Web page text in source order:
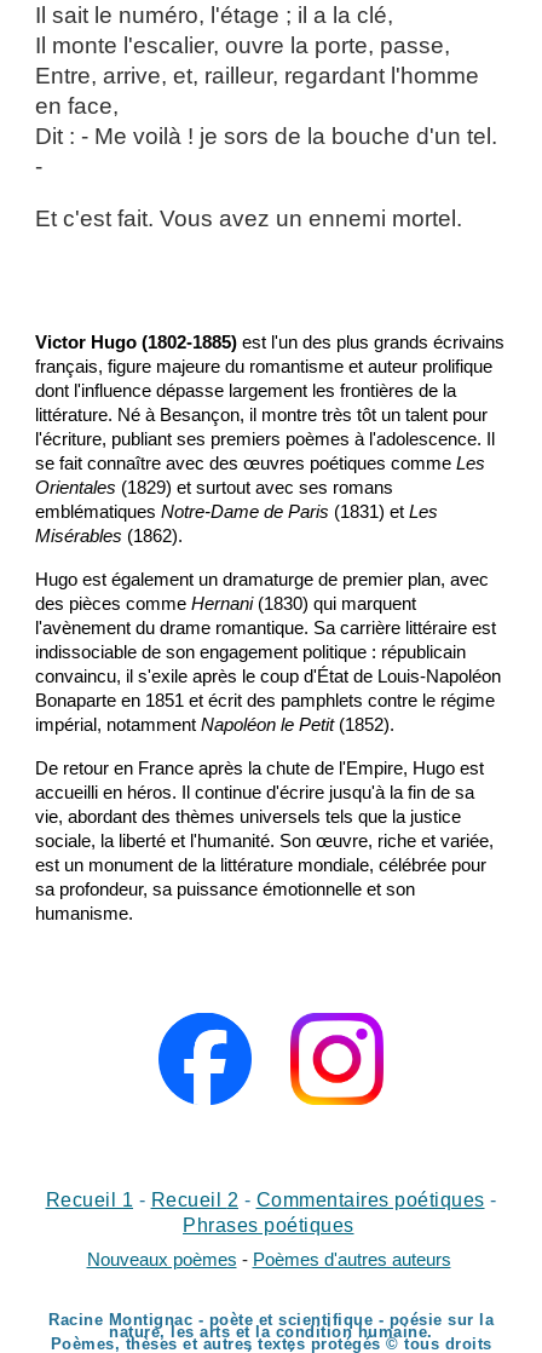
Il sait le numéro, l'étage ; il a la clé,
Il monte l'escalier, ouvre la porte, passe,
Entre, arrive, et, railleur, regardant l'homme
en face,
Dit : - Me voilà ! je sors de la bouche d'un tel.
-
Et c'est fait. Vous avez un ennemi mortel.
Victor Hugo (1802-1885)est l'un des plus grands écrivains
français, figure majeure du romantisme et auteur prolifique
dont l'influence dépasse largement les frontières de la
littérature. Né à Besançon, il montre très tôt un talent pour
l'écriture, publiant ses premiers poèmes à l'adolescence. Il
se fait connaître avec des œuvres poétiques commeLes
Orientales (1829) et surtout avec ses romans
emblématiquesNotre-Dame de Paris (1831) etLes
Misérables (1862).
Hugo est également un dramaturge de premier plan, avec
des pièces commeHernani(1830) qui marquent
l'avènement du drame romantique. Sa carrière littéraire est
indissociable de son engagement politique : républicain
convaincu, il s'exile après le coup d'État de Louis-Napoléon
Bonaparte en 1851 et écrit des pamphlets contre le régime
impérial, notammentNapoléon le Petit(1852).
De retour en France après la chute de l'Empire, Hugo est
accueilli en héros. Il continue d'écrire jusqu'à la fin de sa
vie, abordant des thèmes universels tels que la justice
sociale, la liberté et l'humanité. Son œuvre, riche et variée,
est un monument de la littérature mondiale, célébrée pour
sa profondeur, sa puissance émotionnelle et son
humanisme.
Recueil 1 - Recueil 2 - Commentaires poétiques -
Phrases poétiques
Nouveaux poèmes - Poèmes d'autres auteurs
Racine Montignac - poète et scientifique - poésie sur la
nature, les arts et la condition humaine.
Poèmes, thèses et autres textes protégés © tous droits